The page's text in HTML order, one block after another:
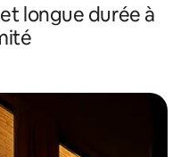
longue durée à